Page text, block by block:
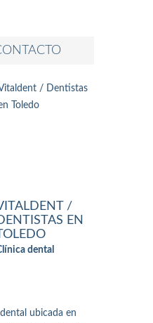
/ Dentistas
Toledo
/
EN
dental
ubicada en